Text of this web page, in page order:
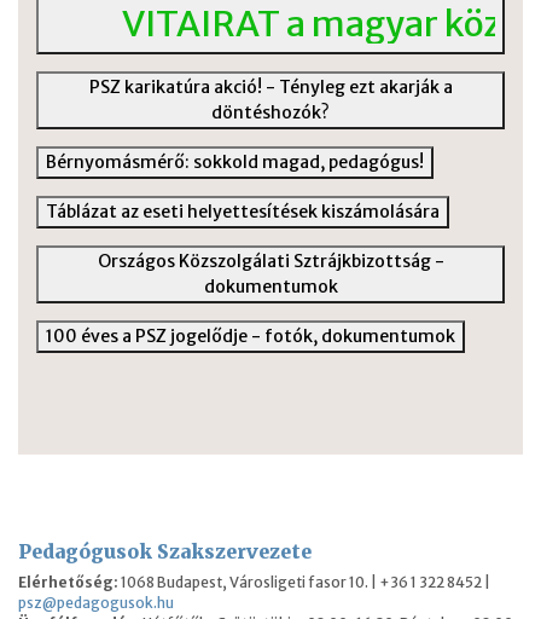
VITAIRAT a magyar
PSZ karikatúra akció! - Tényleg ezt akarják a
döntéshozók?
Bérnyomásmérő: sokkold magad, pedagógus!
Táblázat az eseti helyettesítések kiszámolására
Országos Közszolgálati Sztrájkbizottság -
dokumentumok
100 éves a PSZ jogelődje - fotók, dokumentumok
Pedagógusok Szakszervezete
Elérhetőség: 1068 Budapest, Városligeti fasor 10. | +36 1 322 8452 |
psz@pedagogusok.hu